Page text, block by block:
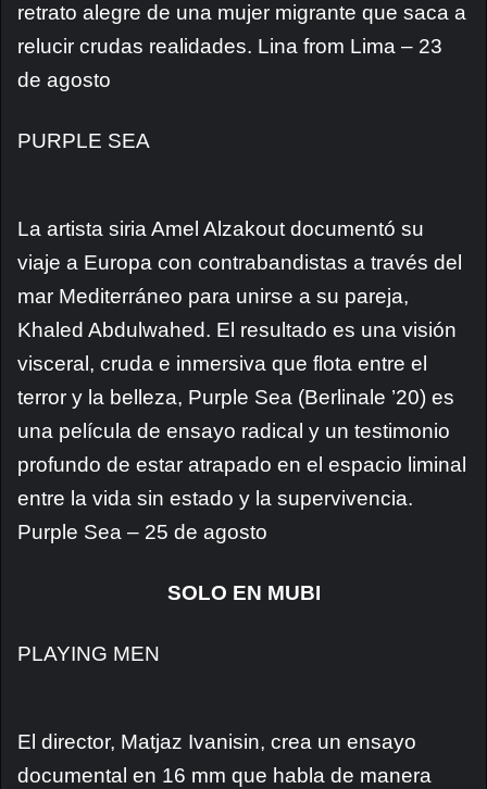
retrato alegre de una mujer migrante que saca a
relucir crudas realidades. Lina from Lima – 23
de agosto
PURPLE SEA
La artista siria Amel Alzakout documentó su
viaje a Europa con contrabandistas a través del
mar Mediterráneo para unirse a su pareja,
Khaled Abdulwahed. El resultado es una visión
visceral, cruda e inmersiva que flota entre el
terror y la belleza, Purple Sea (Berlinale ’20) es
una película de ensayo radical y un testimonio
profundo de estar atrapado en el espacio liminal
entre la vida sin estado y la supervivencia.
Purple Sea – 25 de agosto
SOLO EN MUBI
PLAYING MEN
El director, Matjaz Ivanisin, crea un ensayo
documental en 16 mm que habla de manera